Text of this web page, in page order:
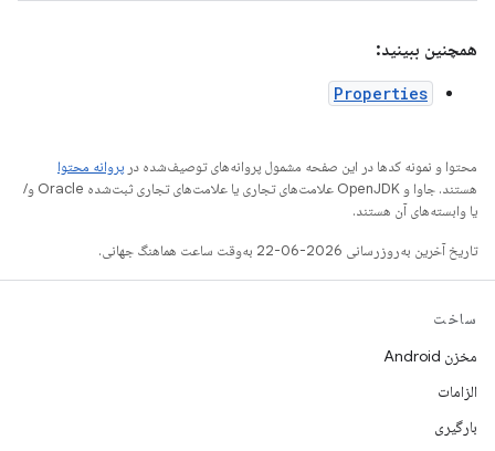
همچنین ببینید:
Properties
محتوا و نمونه کدها در این صفحه مشمول پروانه‌های توصیف‌شده در پروانه محتوا
هستند. جاوا و OpenJDK علامت‌های تجاری یا علامت‌های تجاری ثبت‌شده Oracle و/
یا وابسته‌های آن هستند.
تاریخ آخرین به‌روزرسانی 2026-06-22 به‌وقت ساعت هماهنگ جهانی.
ساخت
مخزن Android
الزامات
بارگیری